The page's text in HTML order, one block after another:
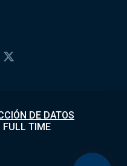
DE DATOS
FULL TIME